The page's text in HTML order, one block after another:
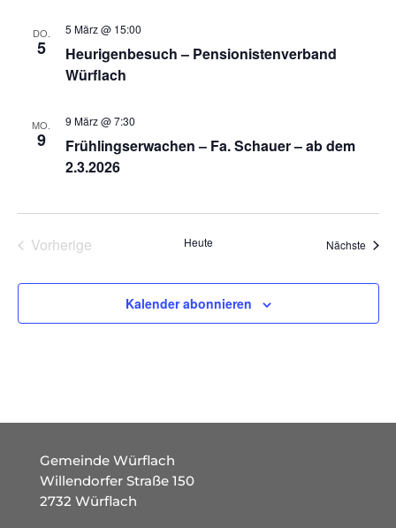
DO.
5
Heurigenbesuch – Pensionistenverband
Würflach
5 März @ 15:00
MO.
9
Frühlingserwachen – Fa. Schauer – ab dem
2.3.2026
9 März @ 7:30
Vorherige
Heute Nächste
Kalender abonnieren
Gemeinde Würflach
Willendorfer Straße 150
2732 Würflach